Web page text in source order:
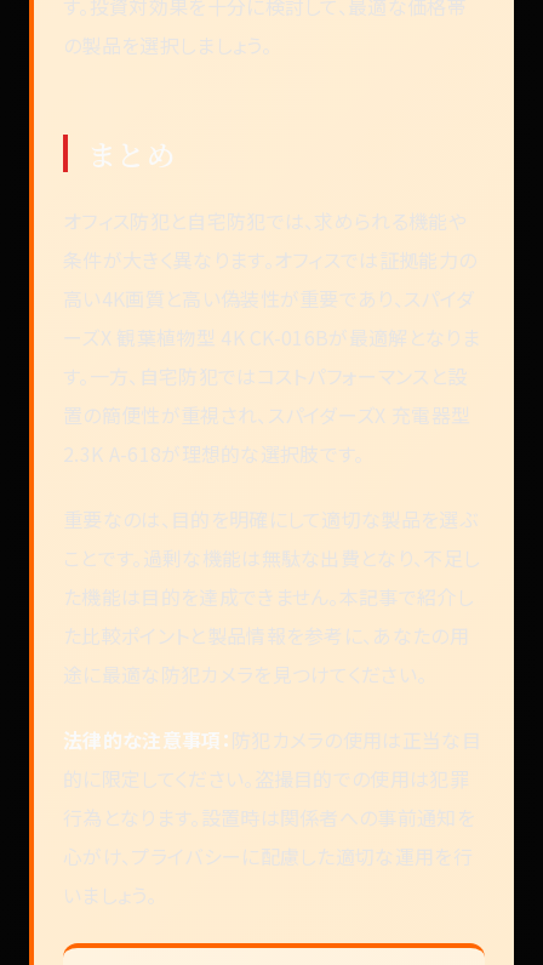
す。投資対効果を十分に検討して、最適な価格帯
の製品を選択しましょう。
まとめ
オフィス防犯と自宅防犯では、求められる機能や
条件が大きく異なります。オフィスでは証拠能力の
高い4K画質と高い偽装性が重要であり、スパイダ
ーズX 観葉植物型 4K CK-016Bが最適解となりま
す。一方、自宅防犯ではコストパフォーマンスと設
置の簡便性が重視され、スパイダーズX 充電器型
2.3K A-618が理想的な選択肢です。
重要なのは、目的を明確にして適切な製品を選ぶ
ことです。過剰な機能は無駄な出費となり、不足し
た機能は目的を達成できません。本記事で紹介し
た比較ポイントと製品情報を参考に、あなたの用
途に最適な防犯カメラを見つけてください。
法律的な注意事項：防犯カメラの使用は正当な目
的に限定してください。盗撮目的での使用は犯罪
行為となります。設置時は関係者への事前通知を
心がけ、プライバシーに配慮した適切な運用を行
いましょう。